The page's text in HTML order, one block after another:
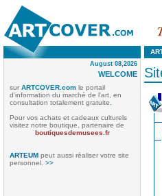
August 08,2026
WELCOME
sur ARTCOVER.com le portail
d'information du marché de l'art, en
consultation totalement gratuite
Pour vos achats et cadeaux culturels
visitez notre boutique, partenaire de
boutiquesdemusees.fr
ARTEUM peut aussi réaliser votre site
personnel. >>